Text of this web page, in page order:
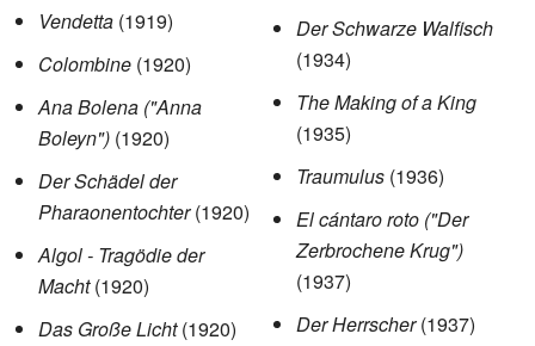
Vendetta (1919)
Colombine (1920)
Ana Bolena ("Anna
Boleyn") (1920)
Der Schädel der
Pharaonentochter(1920)
Algol - Tragödie der
Macht(1920)
Das Große Licht(1920)
Der Schwarze Walfisch
(1934)
The Making of a King
(1935)
Traumulus (1936)
El cántaro roto ("Der
Zerbrochene Krug")
(1937)
Der Herrscher(1937)